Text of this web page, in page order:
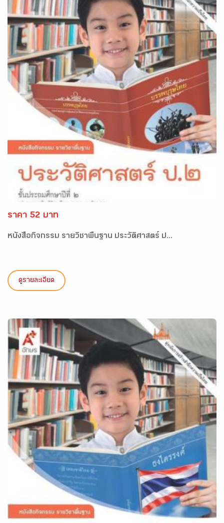
ราคา 52 บาท
หนังสือกิจกรรม รายวิชาพื้นฐาน ประวัติศาสตร์ ป...
ดูรายละเอียด